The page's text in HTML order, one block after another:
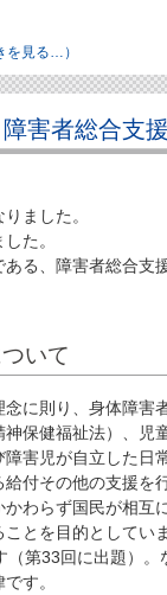
を見る…）
害者総合支
ました。
た。
る、障害者総合支
いて
に則り、身体障害
保健福祉法）、児
害児が自立した日
付その他の支援を
わらず国民が相互
とを目的としてい
第33回に出題）。
す。